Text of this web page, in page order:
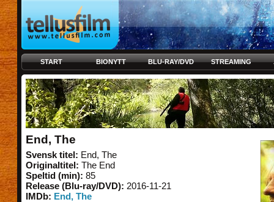
START BIONYTT BLU-RAY/DVD STREAMING
End, The
Svensk titel: End, The
Originaltitel: The End
Speltid (min): 85
Release (Blu-ray/DVD): 2016-11-21
IMDb: End, The